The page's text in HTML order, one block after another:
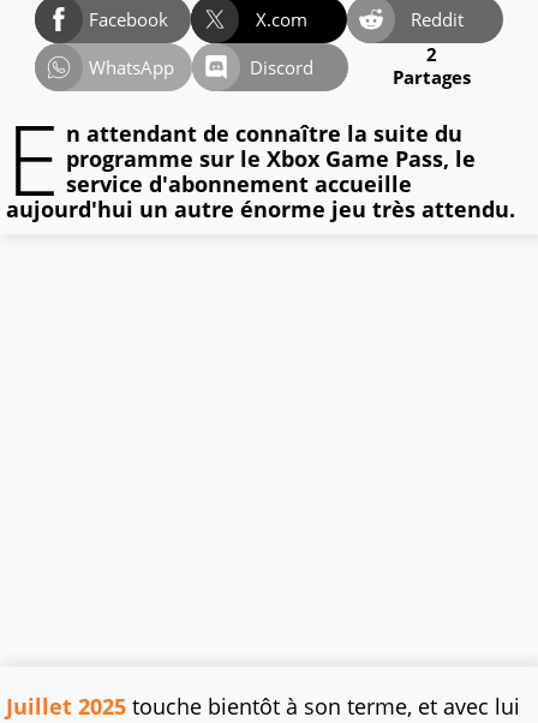
Facebook X.com
Reddit
WhatsApp
Discord
2
Partages
E n attendant de connaître la suite du
programme sur le Xbox Game Pass, le
service d'abonnement accueille
aujourd'hui un autre énorme jeu très attendu.
Juillet 2025 touche bientôt à son terme, et avec lui